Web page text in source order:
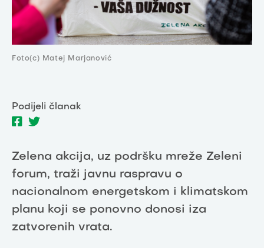
Foto(c) Matej Marjanović
Podijeli članak
Zelena akcija, uz podršku mreže Zeleni
forum, traži javnu raspravu o
nacionalnom energetskom i klimatskom
planu koji se ponovno donosi iza
zatvorenih vrata.